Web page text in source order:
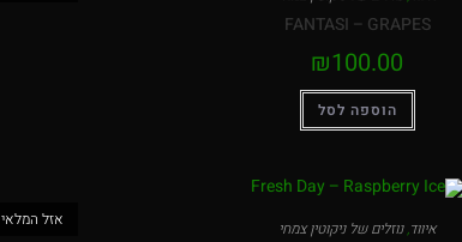
FANTASI – GRAPES
₪100.00
הוספה לסל
אזל המלאי איווד,נוזלים של ניקוטין צמחי